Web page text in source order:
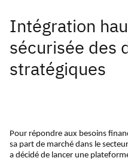
Intégration
sécurisée des
stratégiques
Pour répondre aux besoins
sa part de marché dans le
a décidé de lancer une